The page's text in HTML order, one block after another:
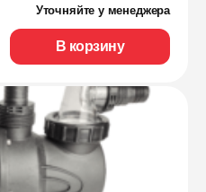
Уточняйте у менеджера
В корзину